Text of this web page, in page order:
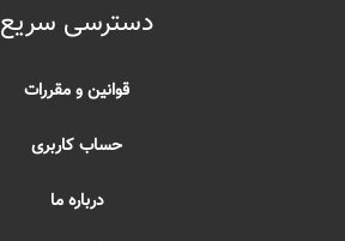
دسترسی سریع
قوانین و مقررات
حساب کاربری
درباره ما